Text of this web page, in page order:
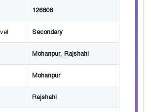
126806
Secondary
Mohanpur, Rajshahi
Mohanpur
Rajshahi